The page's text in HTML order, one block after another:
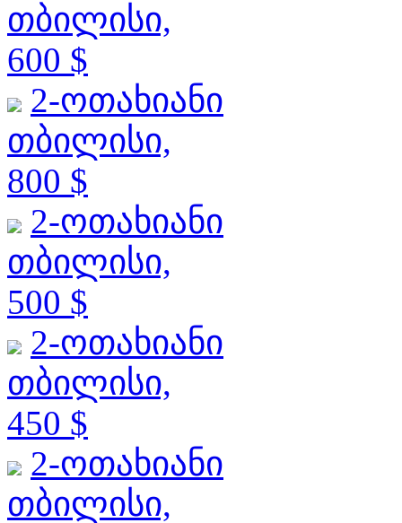
თბილისი,
600 $
2-ოთახიანი
თბილისი,
800 $
2-ოთახიანი
თბილისი,
500 $
2-ოთახიანი
თბილისი,
450 $
2-ოთახიანი
თბილისი,